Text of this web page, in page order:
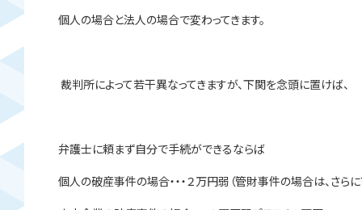
個人の場合と法人の場合で変わってきます。
裁判所によって若干異なってきますが、下関を念頭に置けば、
弁護士に頼まず自分で手続ができるならば
個人の破産事件の場合・・・２万円弱（管財事件の場合は、さらに